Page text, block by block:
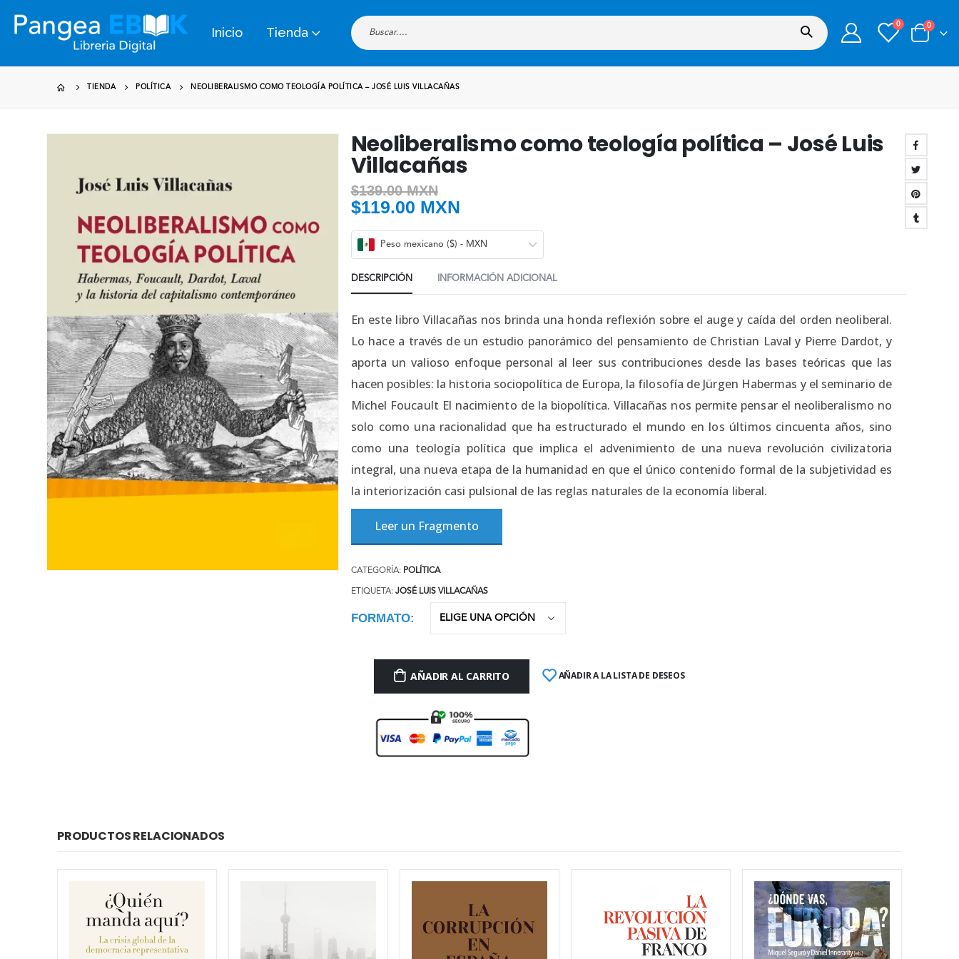
Inicio Tienda
0 0
TIENDA POLÍTICA NEOLIBERALISMO COMO TEOLOGÍA POLÍTICA – JOSÉ LUIS VILLACAÑAS
Neoliberalismo como teología política – José Luis
Villacañas
$139.00 MXN
$119.00 MXN
Peso mexicano ($) - MXN
DESCRIPCIÓN INFORMACIÓN ADICIONAL
En este libro Villacañas nos brinda una honda reflexión sobre el auge y caída del orden neoliberal.
Lo hace a través de un estudio panorámico del pensamiento de Christian Laval y Pierre Dardot, y
aporta un valioso enfoque personal al leer sus contribuciones desde las bases teóricas que las
hacen posibles: la historia sociopolítica de Europa, la filosofía de Jürgen Habermas y el seminario de
Michel Foucault El nacimiento de la biopolítica. Villacañas nos permite pensar el neoliberalismo no
solo como una racionalidad que ha estructurado el mundo en los últimos cincuenta años, sino
como una teología política que implica el advenimiento de una nueva revolución civilizatoria
integral, una nueva etapa de la humanidad en que el único contenido formal de la subjetividad es
la interiorización casi pulsional de las reglas naturales de la economía liberal.
Leer un Fragmento
CATEGORÍA: POLÍTICA
ETIQUETA: JOSÉ LUIS VILLACAÑAS
FORMATO
AÑADIR AL CARRITO AÑADIR A LA LISTA DE DESEOS
PRODUCTOS RELACIONADOS